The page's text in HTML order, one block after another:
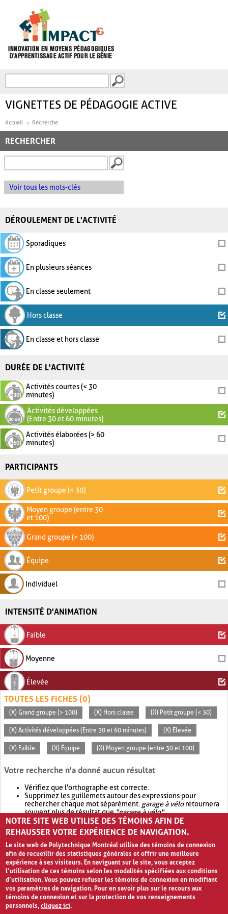
FORMULAIRE DE
VIGNETTES DE PÉDAGOGIE ACTIVE
Accueil Recherche
RECHERCHER
Voir tous les mots-clés
DÉROULEMENT DE L'ACTIVITÉ
Sporadiques
En plusieurs séances
En classe seulement
Hors classe
En classe et hors classe
DURÉE DE L'ACTIVITÉ
Activités courtes (< 30
minutes)
Activités développées
(Entre 30 et 60 minutes)
Activités élaborées (> 60
minutes)
PARTICIPANTS
Petit groupe (< 30)
Moyen groupe (entre 30
et 100)
Grand groupe (> 100)
Équipe
Individuel
INTENSITÉ D'ANIMATION
Faible
Moyenne
Élevée
TOUTES LES FICHES (0)
(X) Grand groupe (> 100) (X) Hors classe (X) Petit groupe (< 30)
(X) Activités développées (Entre 30 et 60 minutes) (X) Élevée
(X) Faible (X) Équipe (X) Moyen groupe (entre 30 et 100)
Votre recherche n'a donné aucun résultat
Vérifiez que l'orthographe est correcte.
Supprimez les guillemets autour des expressions pour
rechercher chaque mot séparément. garage à véloretournera
souvent plus de résultat que"garage à vélo".
Envisagez d'élargir votre recherche avec OR.garage OR vélo
retournera souvent plus de résultat quegarage à vélo
NOTRE SITE WEB UTILISE DES TÉMOINS AFIN DE
REHAUSSER VOTRE EXPÉRIENCE DE NAVIGATION.
Le site web de Polytechnique Montréal utilise des témoins de connexion
afin de recueillir des statistiques générales et offrir une meilleure
expérience à ses visiteurs. En naviguant sur le site, vous acceptez
l’utilisation de ces témoins selon les modalités spécifiées aux conditions
d’utilisation. Vous pouvez refuser les témoins de connexion en modifiant
vos paramètres de navigation. Pour en savoir plus sur le recours aux
témoins de connexion et sur la protection de vos renseignements
personnels,cliquez ici.